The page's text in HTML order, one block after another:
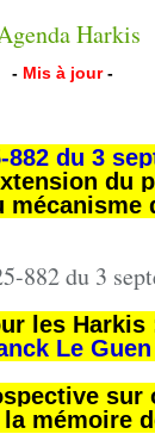
- Mis à jour -
882 du 3
du
mécanisme
882 du 3
les Harkis
Le Guen
sur
mémoire